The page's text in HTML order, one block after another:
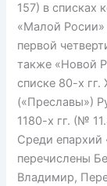
157) в списках
«Малой
первой
также «Новой
списке 80-х
(«Преславы»)
1180-х гг. (№
Среди епархий
перечислены
Владимир,